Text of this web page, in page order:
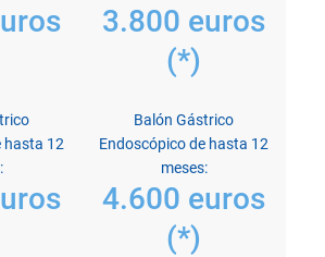
hasta 12
3.800 euros
(*)
Balón Gástrico
Endoscópico de hasta 12
meses:
4.600 euros
(*)